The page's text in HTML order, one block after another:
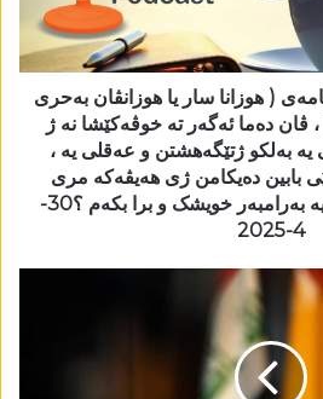
( ھوزانا سار یا ھوزانڤان بەحری
دەما ئەگەر تە خوڤەکێشا نە ژ
بەلکو ژتێگەھشتن و عەقلی یە ،
بابین دەیکامن ژی ھەیڤەکە مری
ونوکە چ لسەر من پیدڤیە بەرامبەر خویشک و برا بکەم ؟30-
4-2025